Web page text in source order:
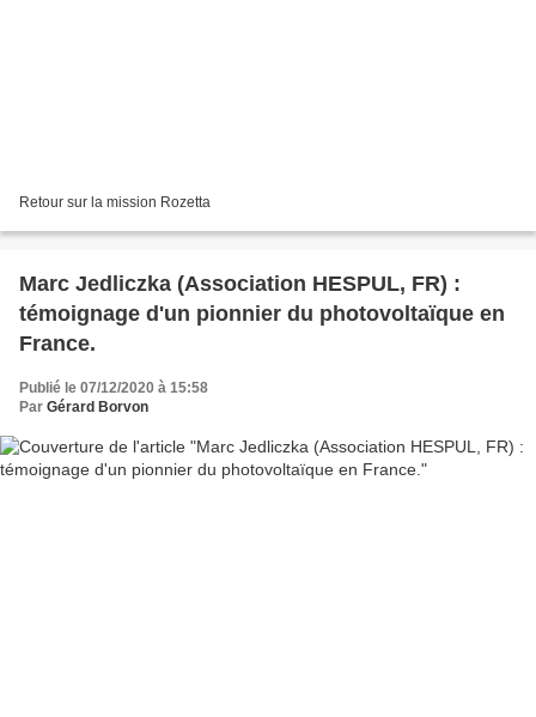
Retour sur la mission Rozetta
Marc Jedliczka (Association HESPUL, FR) :
témoignage d'un pionnier du photovoltaïque en
France.
Publié le 07/12/2020 à 15:58
Par Gérard Borvon